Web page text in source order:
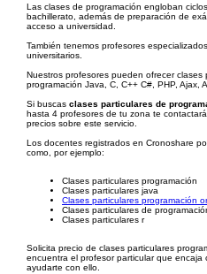
Las clases de programación engloban
bachillerato, además de preparación de
acceso a universidad.
También tenemos profesores
universitarios.
Nuestros profesores pueden ofrecer clases
programación Java, C, C++ C#, PHP, Ajax,
Si buscas clases particulares de
hasta 4 profesores de tu zona te
precios sobre este servicio.
Los docentes registrados en Cronoshare
como, por ejemplo:
Clases particulares programación
Clases particulares java
Clases particulares programación
Clases particulares de
Clases particulares r
Solicita precio de clases particulares
encuentra el profesor particular que
ayudarte con ello.